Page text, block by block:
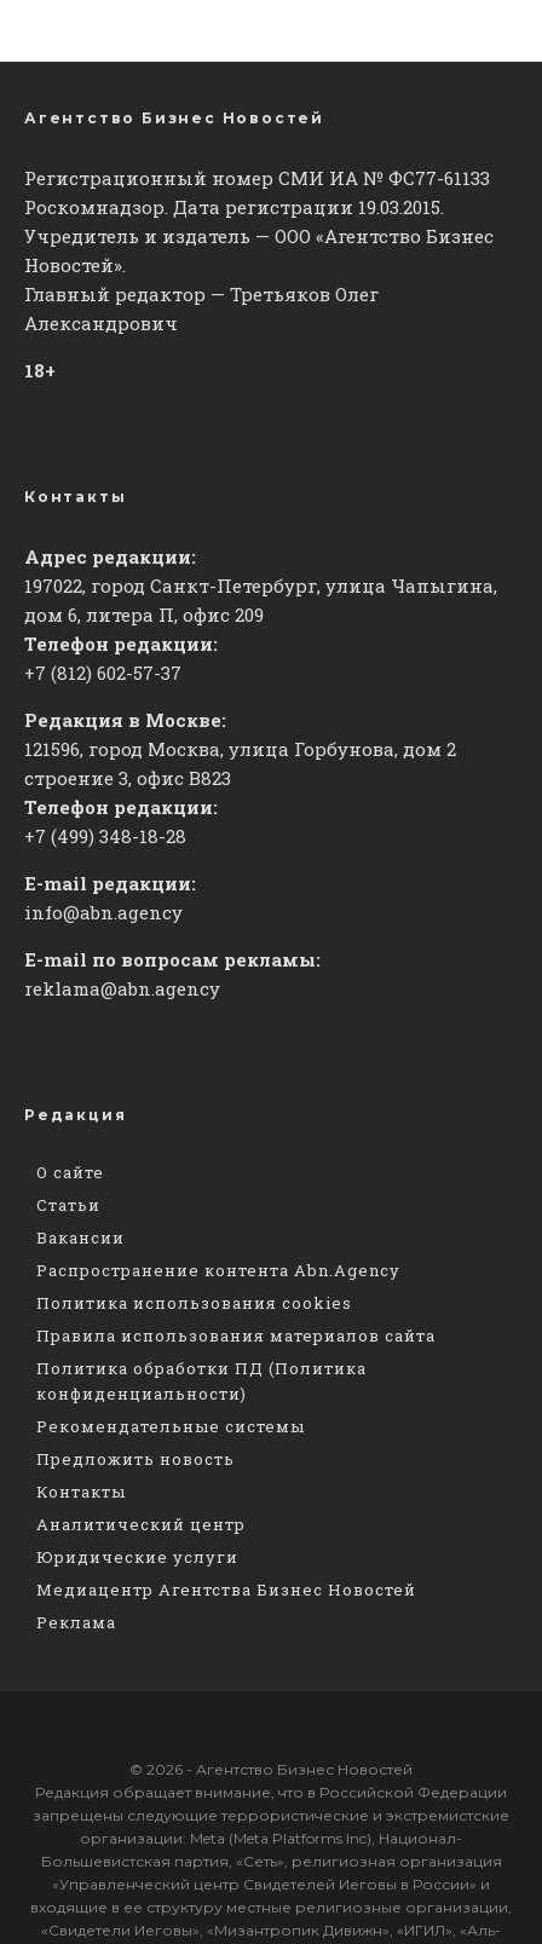
Агентство Бизнес Новостей
Регистрационный номер СМИ ИА № ФС77-61133
Роскомнадзор. Дата регистрации 19.03.2015.
Учредитель и издатель — ООО «Агентство Бизнес
Новостей».
Главный редактор — Третьяков Олег
Александрович
18+
Контакты
Адрес редакции:
197022, город Санкт-Петербург, улица Чапыгина,
дом 6, литера П, офис 209
Телефон редакции:
+7 (812) 602-57-37
Редакция в Москве:
121596, город Москва, улица Горбунова, дом 2
строение 3, офис ​В823
Телефон редакции:
+7 (499) 348-18-28
E-mail редакции:
info@abn.agency
E-mail по вопросам рекламы:
reklama@abn.agency
Редакция
О сайте
Статьи
Вакансии
Распространение контента Abn.Agency
Политика использования cookies
Правила использования материалов сайта
Политика обработки ПД (Политика
конфиденциальности)
Рекомендательные системы
Предложить новость
Контакты
Аналитический центр
Юридические услуги
Медиацентр Агентства Бизнес Новостей
Реклама
© 2026 - Агентство Бизнес Новостей
Редакция обращает внимание, что в Российской Федерации
запрещены следующие террористические и экстремистские
организации: Meta (Meta Platforms Inc), Национал-
Большевистская партия, «Сеть», религиозная организация
«Управленческий центр Свидетелей Иеговы в России» и
входящие в ее структуру местные религиозные организации,
«Свидетели Иеговы», «Мизантропик Дивижн», «ИГИЛ», «Аль-